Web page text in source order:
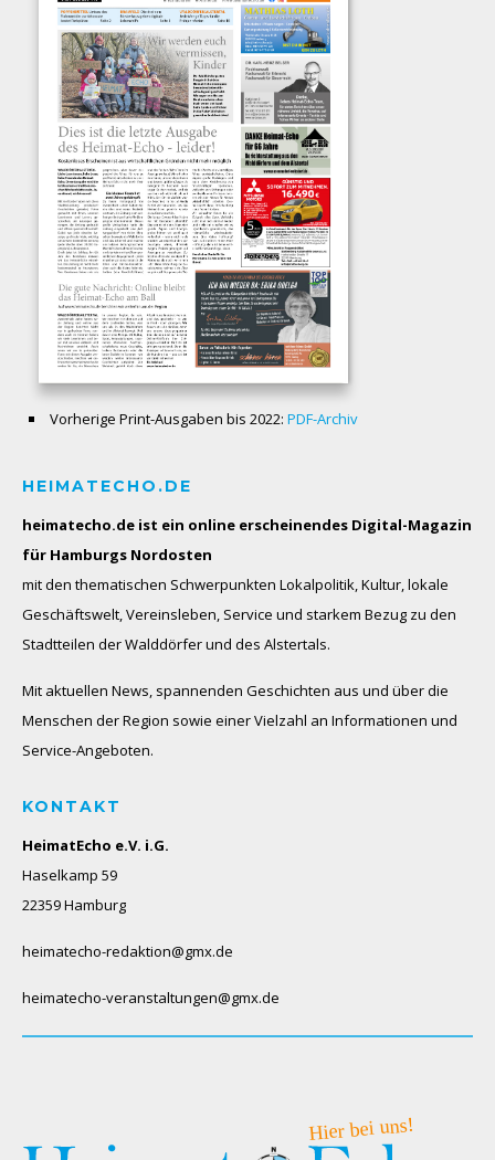
Vorherige Print-Ausgaben bis 2022: PDF-Archiv
HEIMATECHO.DE
heimatecho.de ist ein online erscheinendes Digital-Magazin
für Hamburgs Nordosten
mit den thematischen Schwerpunkten Lokalpolitik, Kultur, lokale
Geschäftswelt, Vereinsleben, Service und starkem Bezug zu den
Stadtteilen der Walddörfer und des Alstertals.
Mit aktuellen News, spannenden Geschichten aus und über die
Menschen der Region sowie einer Vielzahl an Informationen und
Service-Angeboten.
KONTAKT
HeimatEcho e.V. i.G.
Haselkamp 59
22359 Hamburg
heimatecho-redaktion@gmx.de
heimatecho-veranstaltungen@gmx.de